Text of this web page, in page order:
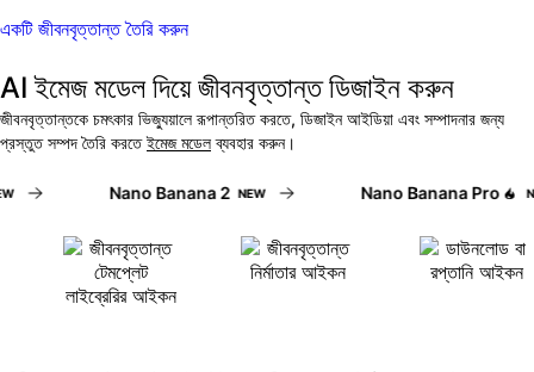
একটি জীবনবৃত্তান্ত তৈরি করুন
AI ইমেজ মডেল দিয়ে জীবনবৃত্তান্ত ডিজাইন করুন
জীবনবৃত্তান্তকে চমৎকার ভিজ্যুয়ালে রূপান্তরিত করতে, ডিজাইন আইডিয়া এবং সম্পাদনার জন্য
প্রস্তুত সম্পদ তৈরি করতেইমেজ মডেলব্যবহার করুন।
Nano Banana 2 NEW Nano Banana Pro